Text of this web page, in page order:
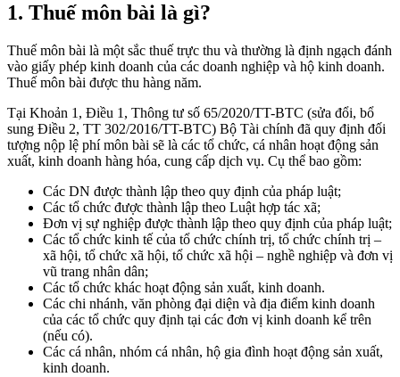
1. Thuế môn bài là gì?
Thuế môn bài là một sắc thuế trực thu và thường là định ngạch đánh
vào giấy phép kinh doanh của các doanh nghiệp và hộ kinh doanh.
Thuế môn bài được thu hàng năm.
Tại Khoản 1, Điều 1, Thông tư số 65/2020/TT-BTC (sửa đổi, bổ
sung Điều 2, TT 302/2016/TT-BTC) Bộ Tài chính đã quy định đối
tượng nộp lệ phí môn bài sẽ là các tổ chức, cá nhân hoạt động sản
xuất, kinh doanh hàng hóa, cung cấp dịch vụ. Cụ thể bao gồm:
Các DN được thành lập theo quy định của pháp luật;
Các tổ chức được thành lập theo Luật hợp tác xã;
Đơn vị sự nghiệp được thành lập theo quy định của pháp luật;
Các tổ chức kinh tế của tổ chức chính trị, tổ chức chính trị –
xã hội, tổ chức xã hội, tổ chức xã hội – nghề nghiệp và đơn vị
vũ trang nhân dân;
Các tổ chức khác hoạt động sản xuất, kinh doanh.
Các chi nhánh, văn phòng đại diện và địa điểm kinh doanh
của các tổ chức quy định tại các đơn vị kinh doanh kể trên
(nếu có).
Các cá nhân, nhóm cá nhân, hộ gia đình hoạt động sản xuất,
kinh doanh.